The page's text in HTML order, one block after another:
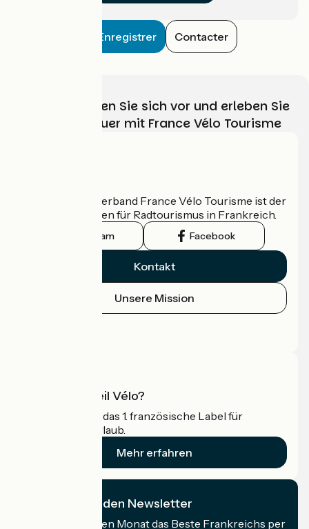
Enregistrer Contacter
Wählen, bereiten Sie sich vor und erleben Sie
Ihr Radabenteuer mit France Vélo Tourisme
Der nationale Verband France Vélo Tourisme ist der
offizielle Leitfaden für Radtourismus in Frankreich.
Instagram Facebook
Kontakt
Unsere Mission
Was ist Accueil Vélo?
Accueil Vélo ist das 1. französische Label für
Radfahrer im Urlaub.
Mehr erfahren
Ich abonniere den Newsletter
Erhalten Sie jeden Monat das Beste Frankreichs per